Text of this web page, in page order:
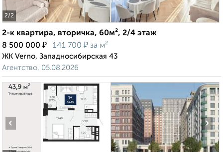
2/2
2-к квартира, вторичка, 60м², 2/4 этаж
8 500 000 ₽ 141 700 ₽ за м²
ЖК Verno, Западносибирская 43
Агентство, 05.08.2026
‹ ›